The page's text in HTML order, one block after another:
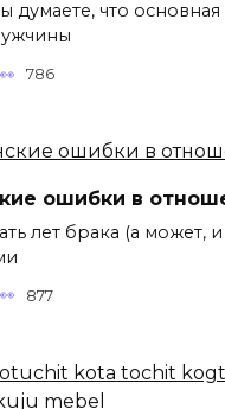
думаете, что
786
ошибки в
лет брака (а может,
877